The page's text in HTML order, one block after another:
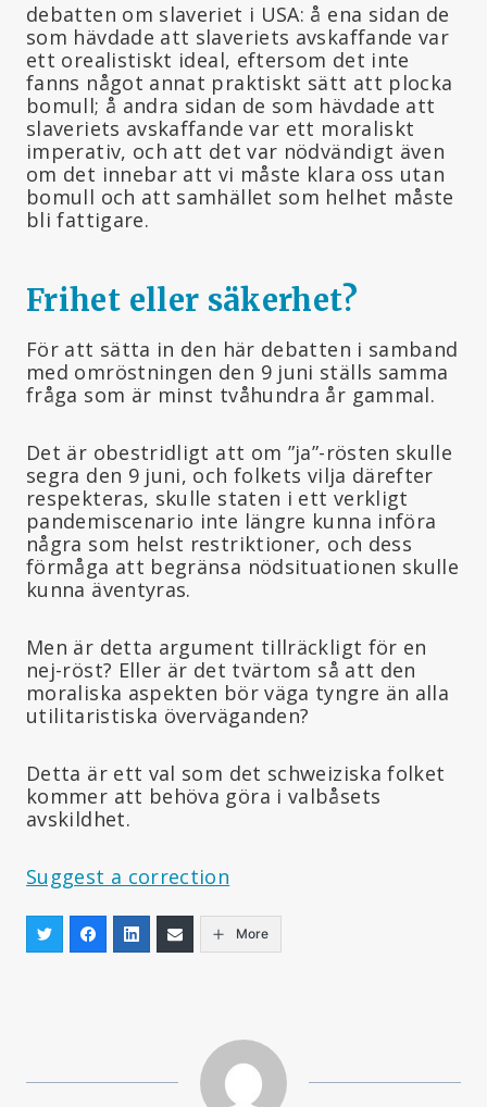
debatten om slaveriet i USA: å ena sidan de
som hävdade att slaveriets avskaffande var
ett orealistiskt ideal, eftersom det inte
fanns något annat praktiskt sätt att plocka
bomull; å andra sidan de som hävdade att
slaveriets avskaffande var ett moraliskt
imperativ, och att det var nödvändigt även
om det innebar att vi måste klara oss utan
bomull och att samhället som helhet måste
bli fattigare.
Frihet eller säkerhet?
För att sätta in den här debatten i samband
med omröstningen den 9 juni ställs samma
fråga som är minst tvåhundra år gammal.
Det är obestridligt att om ”ja”-rösten skulle
segra den 9 juni, och folkets vilja därefter
respekteras, skulle staten i ett verkligt
pandemiscenario inte längre kunna införa
några som helst restriktioner, och dess
förmåga att begränsa nödsituationen skulle
kunna äventyras.
Men är detta argument tillräckligt för en
nej-röst? Eller är det tvärtom så att den
moraliska aspekten bör väga tyngre än alla
utilitaristiska överväganden?
Detta är ett val som det schweiziska folket
kommer att behöva göra i valbåsets
avskildhet.
Suggest a correction
More